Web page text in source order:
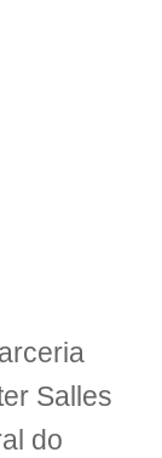
Salles
do